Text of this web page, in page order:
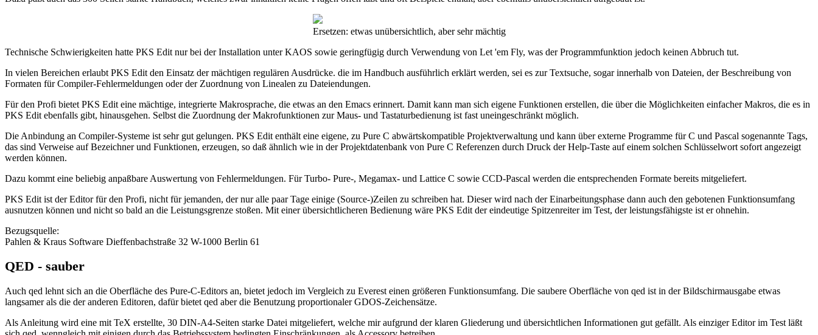
Ersetzen: etwas unübersichtlich, aber sehr mächtig
Technische Schwierigkeiten hatte PKS Edit nur bei der Installation unter KAOS sowie geringfügig durch Verwendung von Let 'em Fly, was der Programmfunktion jedoch keinen Abbruch tut.
In vielen Bereichen erlaubt PKS Edit den Einsatz der mächtigen regulären Ausdrücke. die im Handbuch ausführlich erklärt werden, sei es zur Textsuche, sogar innerhalb von Dateien, der Beschreibung von
Formaten für Compiler-Fehlermeldungen oder der Zuordnung von Linealen zu Dateiendungen.
Für den Profi bietet PKS Edit eine mächtige, integrierte Makrosprache, die etwas an den Emacs erinnert. Damit kann man sich eigene Funktionen erstellen, die über die Möglichkeiten einfacher Makros, die es in
PKS Edit ebenfalls gibt, hinausgehen. Selbst die Zuordnung der Makrofunktionen zur Maus- und Tastaturbedienung ist fast uneingeschränkt möglich.
Die Anbindung an Compiler-Systeme ist sehr gut gelungen. PKS Edit enthält eine eigene, zu Pure C abwärtskompatible Projektverwaltung und kann über externe Programme für C und Pascal sogenannte Tags,
das sind Verweise auf Bezeichner und Funktionen, erzeugen, so daß ähnlich wie in der Projektdatenbank von Pure C Referenzen durch Druck der Help-Taste auf einem solchen Schlüsselwort sofort angezeigt
werden können.
Dazu kommt eine beliebig anpaßbare Auswertung von Fehlermeldungen. Für Turbo- Pure-, Megamax- und Lattice C sowie CCD-Pascal werden die entsprechenden Formate bereits mitgeliefert.
PKS Edit ist der Editor für den Profi, nicht für jemanden, der nur alle paar Tage einige (Source-)Zeilen zu schreiben hat. Dieser wird nach der Einarbeitungsphase dann auch den gebotenen Funktionsumfang
ausnutzen können und nicht so bald an die Leistungsgrenze stoßen. Mit einer übersichtlicheren Bedienung wäre PKS Edit der eindeutige Spitzenreiter im Test, der leistungsfähigste ist er ohnehin.
Bezugsquelle:
Pahlen & Kraus Software Dieffenbachstraße 32 W-1000 Berlin 61
QED - sauber
Auch qed lehnt sich an die Oberfläche des Pure-C-Editors an, bietet jedoch im Vergleich zu Everest einen größeren Funktionsumfang. Die saubere Oberfläche von qed ist in der Bildschirmausgabe etwas
langsamer als die der anderen Editoren, dafür bietet qed aber die Benutzung proportionaler GDOS-Zeichensätze.
Als Anleitung wird eine mit TeX erstellte, 30 DIN-A4-Seiten starke Datei mitgeliefert, welche mir aufgrund der klaren Gliederung und übersichtlichen Informationen gut gefällt. Als einziger Editor im Test läßt